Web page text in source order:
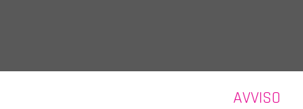
INTERESSARTI ANCHE...
AVVISO